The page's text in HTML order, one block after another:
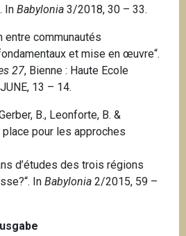
In Babylonia 3/2018, 30 – 33.
entre communautés
et mise en œuvre“.
27, Bienne : Haute Ecole
13 – 14.
B., Leonforte, B. &
place pour les approches
d’études des trois régions
In Babylonia 2/2015, 59 –